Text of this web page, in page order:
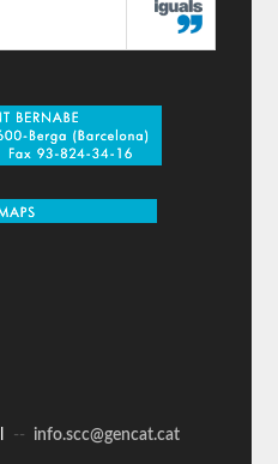
-- info.scc@gencat.cat